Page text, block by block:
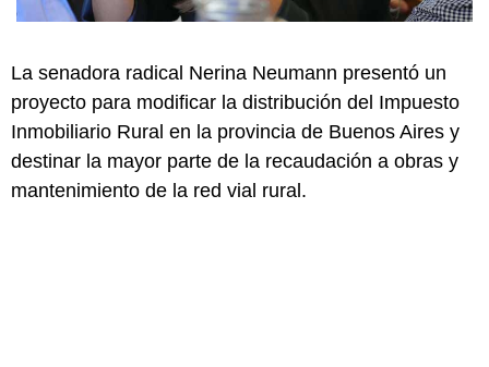
La senadora radical Nerina Neumann presentó un
proyecto para modificar la distribución del Impuesto
Inmobiliario Rural en la provincia de Buenos Aires y
destinar la mayor parte de la recaudación a obras y
mantenimiento de la red vial rural.